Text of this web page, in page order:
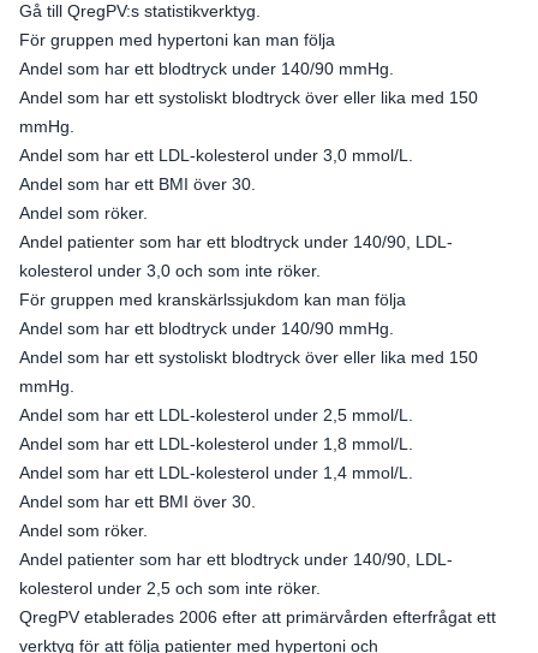
Gå till QregPV:s statistikverktyg.
För gruppen med hypertoni kan man följa
Andel som har ett blodtryck under 140/90 mmHg.
Andel som har ett systoliskt blodtryck över eller lika med 150
mmHg.
Andel som har ett LDL-kolesterol under 3,0 mmol/L.
Andel som har ett BMI över 30.
Andel som röker.
Andel patienter som har ett blodtryck under 140/90, LDL-
kolesterol under 3,0 och som inte röker.
För gruppen med kranskärlssjukdom kan man följa
Andel som har ett blodtryck under 140/90 mmHg.
Andel som har ett systoliskt blodtryck över eller lika med 150
mmHg.
Andel som har ett LDL-kolesterol under 2,5 mmol/L.
Andel som har ett LDL-kolesterol under 1,8 mmol/L.
Andel som har ett LDL-kolesterol under 1,4 mmol/L.
Andel som har ett BMI över 30.
Andel som röker.
Andel patienter som har ett blodtryck under 140/90, LDL-
kolesterol under 2,5 och som inte röker.
QregPV etablerades 2006 efter att primärvården efterfrågat ett
verktyg för att följa patienter med hypertoni och